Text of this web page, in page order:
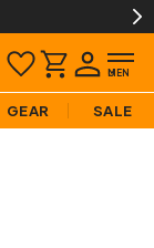
GEAR SALE